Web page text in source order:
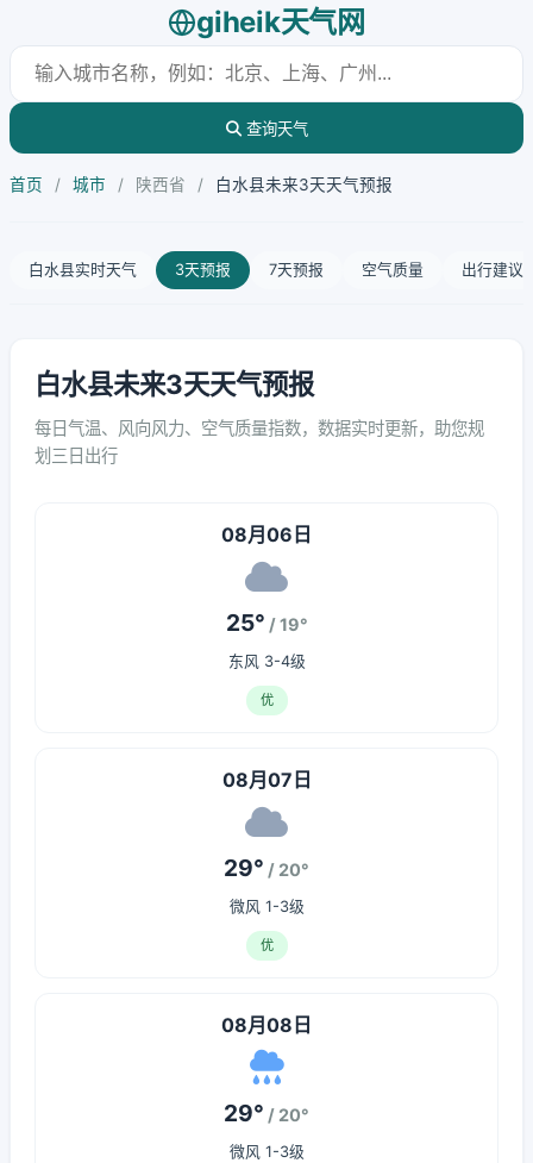
giheik天气网
查询天气
首页 / 城市 / 陕西省 / 白水县未来3天天气预报
白水县实时天气 3天预报 7天预报 空气质量 出行建议
白水县未来3天天气预报
每日气温、风向风力、空气质量指数，数据实时更新，助您规
划三日出行
08月06日
25° / 19°
东风 3-4级
优
08月07日
29° / 20°
微风 1-3级
优
08月08日
29° / 20°
微风 1-3级